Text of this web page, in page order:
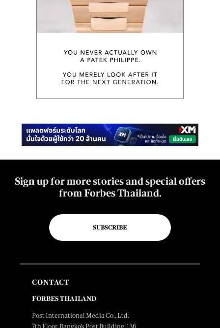
Sign up for more stories and special offers
from Forbes Thailand.
SUBSCRIBE
CONTACT
FORBES THAILAND
Post International Media Co., Ltd.
7th Floor, Bangkok Post Building, 136